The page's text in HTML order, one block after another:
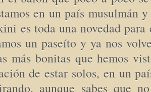
en un país musulmán
es toda una novedad para
un paseíto y ya nos
más bonitas que hemos
de estar solos, en un
aunque sabes que